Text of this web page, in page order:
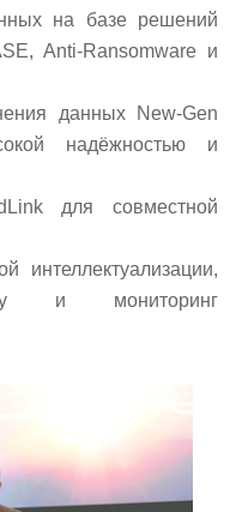
на базе решений
Anti-Ransomware и
данных New-Gen
надёжностью и
для совместной
интеллектуализации,
и мониторинг